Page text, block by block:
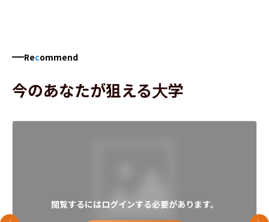
Recommend
今のあなたが狙える大学
閲覧するにはログインする必要があります。